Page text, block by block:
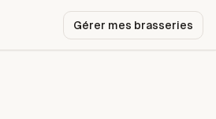
Gérer mes brasseries